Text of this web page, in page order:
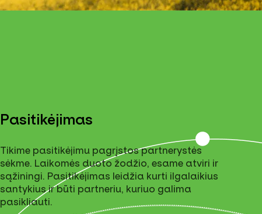
Pasitikėjimas
Tikime pasitikėjimu pagrįstos partnerystės
sėkme. Laikomės duoto žodžio, esame atviri ir
sąžiningi. Pasitikėjimas leidžia kurti ilgalaikius
santykius ir būti partneriu, kuriuo galima
pasikliauti.